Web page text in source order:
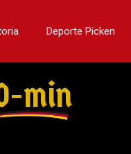
Deporte Picken
min